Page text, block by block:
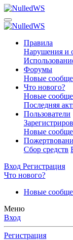
Правила
Нарушения и
Форумы
Новые
Что нового?
Новые
Последняя
Пользователи
Новые
Сбор средств
Вход Регистрация
Что нового?
Новые
Меню
Вход
Регистрация